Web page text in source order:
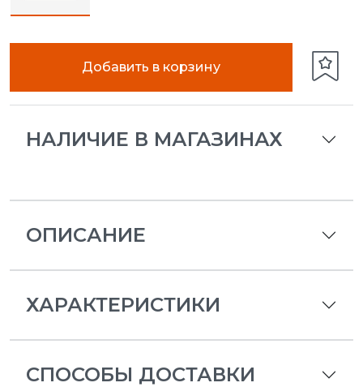
Добавить в корзину
НАЛИЧИЕ В МАГАЗИНАХ
ОПИСАНИЕ
ХАРАКТЕРИСТИКИ
СПОСОБЫ ДОСТАВКИ